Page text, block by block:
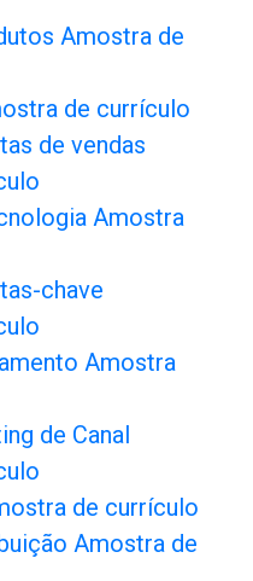
Amostra de
de currículo
de vendas
Amostra
chave
Amostra
de Canal
de currículo
Amostra de